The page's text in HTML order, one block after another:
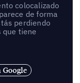
colocalizado
de forma
perdiendo
que tiene